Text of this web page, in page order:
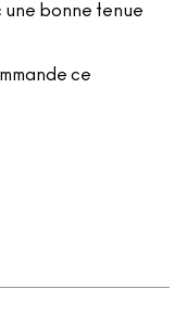
bonne tenue
ce